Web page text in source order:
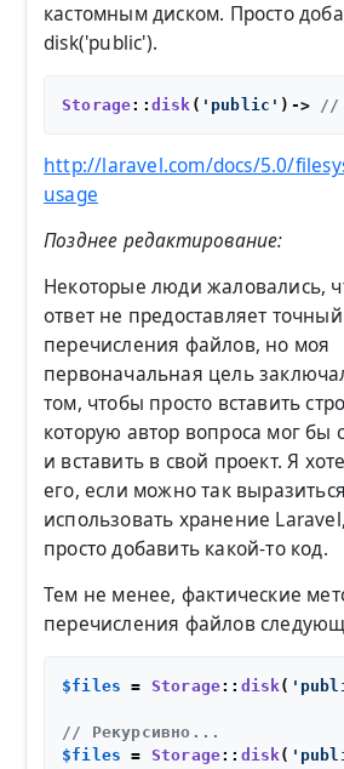
кастомным диском. Просто
disk('public').
Storage:: disk ( 'public' )-> //
http://laravel.com/docs/5.0/
usage
Позднее редактирование:
Некоторые люди жаловались,
ответ не предоставляет
перечисления файлов, но моя
первоначальная цель
том, чтобы просто вставить
которую автор вопроса мог бы
и вставить в свой проект. Я
его, если можно так
использовать хранение
просто добавить какой-то код.
Тем не менее, фактические
перечисления файлов
$files = Storage:: disk(
// Рекурсивно...
$files = Storage:: disk(